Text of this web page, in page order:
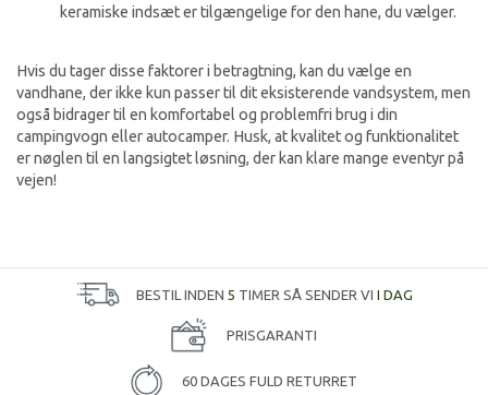
keramiske indsæt er tilgængelige for den hane, du vælger.
Hvis du tager disse faktorer i betragtning, kan du vælge en
vandhane, der ikke kun passer til dit eksisterende vandsystem, men
også bidrager til en komfortabel og problemfri brug i din
campingvogn eller autocamper. Husk, at kvalitet og funktionalitet
er nøglen til en langsigtet løsning, der kan klare mange eventyr på
vejen!
BESTIL INDEN 5 TIMER SÅ SENDER VI I DAG
PRISGARANTI
60 DAGES FULD RETURRET